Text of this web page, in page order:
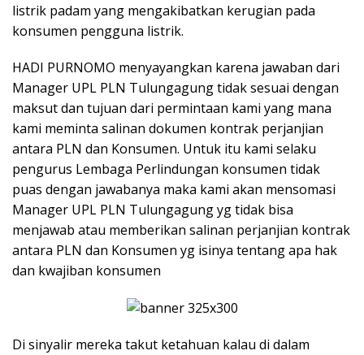
listrik padam yang mengakibatkan kerugian pada
konsumen pengguna listrik.
HADI PURNOMO menyayangkan karena jawaban dari
Manager UPL PLN Tulungagung tidak sesuai dengan
maksut dan tujuan dari permintaan kami yang mana
kami meminta salinan dokumen kontrak perjanjian
antara PLN dan Konsumen. Untuk itu kami selaku
pengurus Lembaga Perlindungan konsumen tidak
puas dengan jawabanya maka kami akan mensomasi
Manager UPL PLN Tulungagung yg tidak bisa
menjawab atau memberikan salinan perjanjian kontrak
antara PLN dan Konsumen yg isinya tentang apa hak
dan kwajiban konsumen
Di sinyalir mereka takut ketahuan kalau di dalam